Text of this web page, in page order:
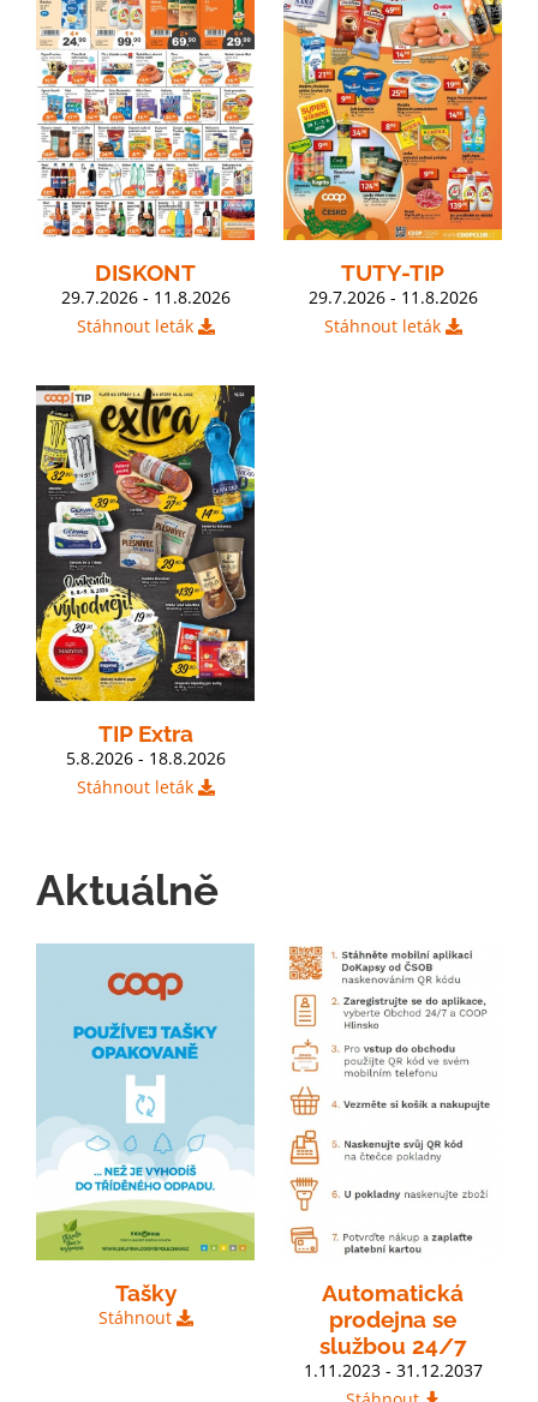
DISKONT
29.7.2026 - 11.8.2026
Stáhnout leták
TUTY-TIP
29.7.2026 - 11.8.2026
Stáhnout leták
TIP Extra
5.8.2026 - 18.8.2026
Stáhnout leták
Aktuálně
Tašky
Stáhnout
Automatická
prodejna se
službou 24/7
1.11.2023 - 31.12.2037